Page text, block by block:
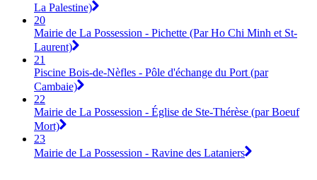
La Palestine)
20
Mairie de La Possession - Pichette (Par Ho Chi Minh et St-
Laurent)
21
Piscine Bois-de-Nèfles - Pôle d'échange du Port (par
Cambaie)
22
Mairie de La Possession - Église de Ste-Thérèse (par Boeuf
Mort)
23
Mairie de La Possession - Ravine des Lataniers